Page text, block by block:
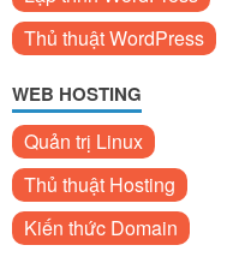
Thủ thuật WordPress
WEB HOSTING
Quản trị Linux
Thủ thuật Hosting
Kiến thức Domain